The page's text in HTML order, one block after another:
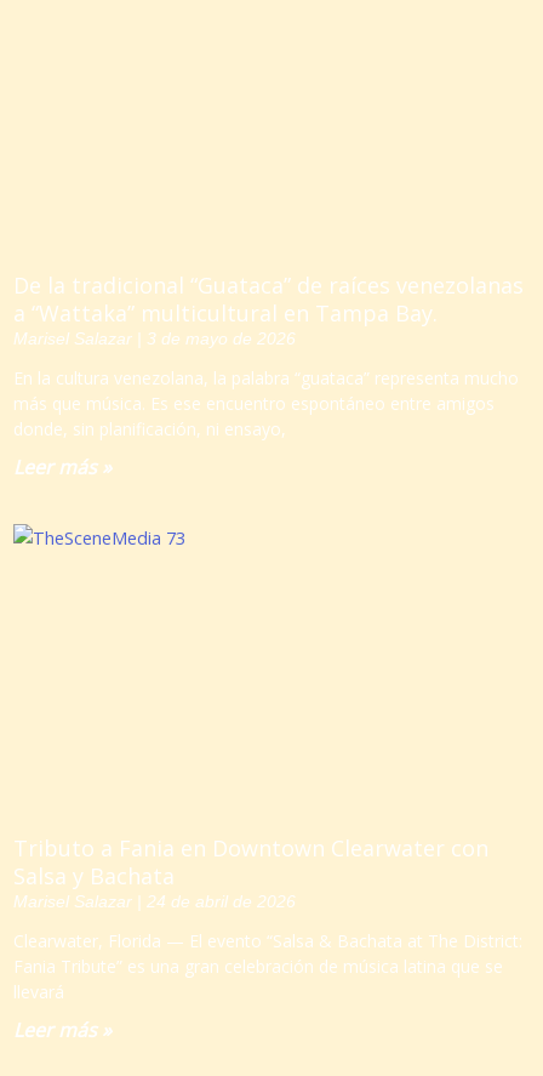
De la tradicional “Guataca” de raíces venezolanas
a “Wattaka” multicultural en Tampa Bay.
Marisel Salazar 3 de mayo de 2026
En la cultura venezolana, la palabra “guataca” representa mucho
más que música. Es ese encuentro espontáneo entre amigos
donde, sin planificación, ni ensayo,
Leer más »
Tributo a Fania en Downtown Clearwater con
Salsa y Bachata
Marisel Salazar 24 de abril de 2026
Clearwater, Florida — El evento “Salsa & Bachata at The District:
Fania Tribute” es una gran celebración de música latina que se
llevará
Leer más »